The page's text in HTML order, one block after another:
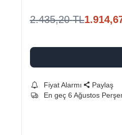
2.435,20 TL
Fiyat Alarmı
Paylaş
En geç 6 Ağustos